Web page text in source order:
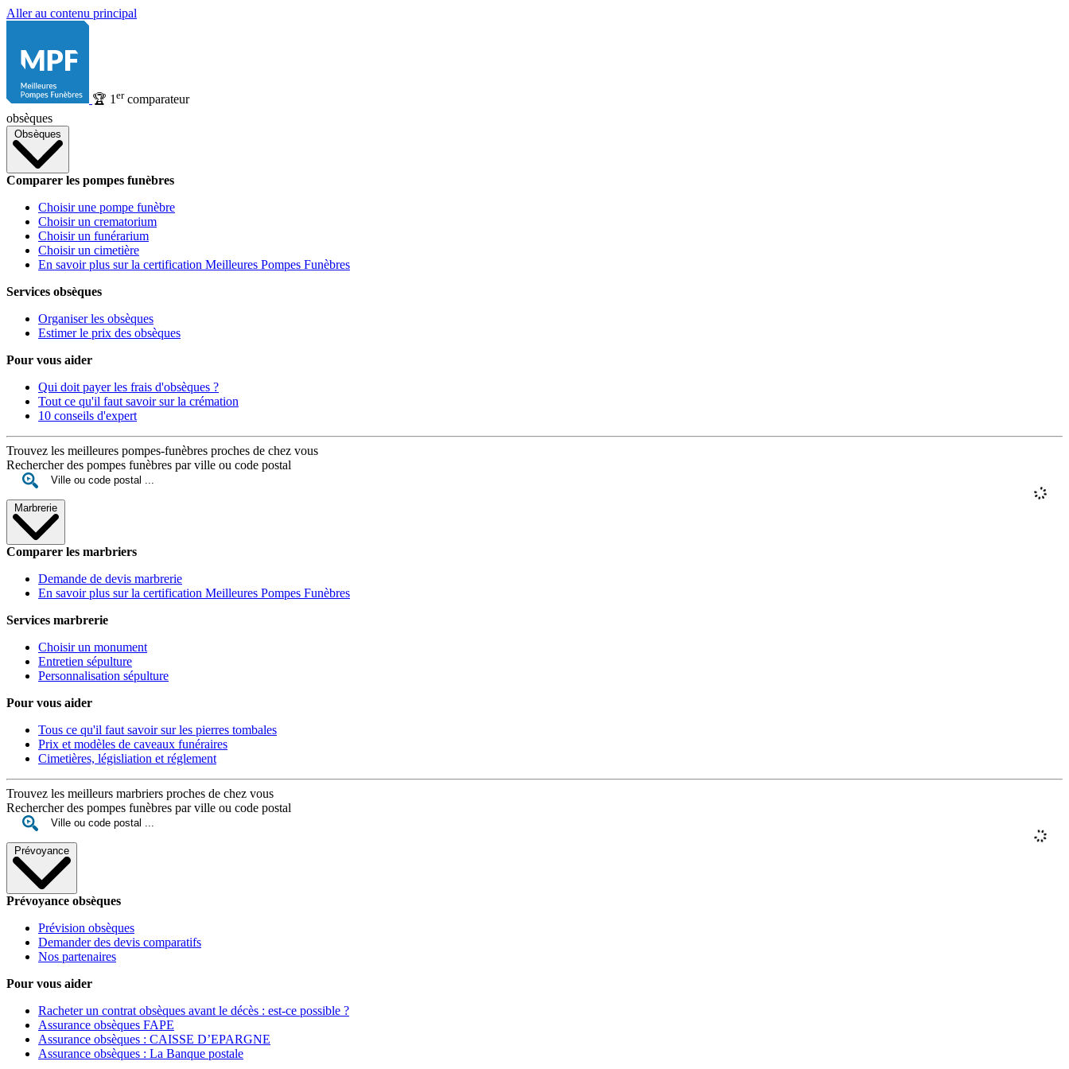
Aller au contenu principal
🏆 1 ercomparateur
obsèques
Obsèques
Comparer les pompes funèbres
Choisir une pompe funèbre
Choisir un crematorium
Choisir un funérarium
Choisir un cimetière
En savoir plus sur la certification Meilleures Pompes Funèbres
Services obsèques
Organiser les obsèques
Estimer le prix des obsèques
Pour vous aider
Qui doit payer les frais d'obsèques ?
Tout ce qu'il faut savoir sur la crémation
10 conseils d'expert
Trouvez les meilleures pompes-funèbres proches de chez vous
Rechercher des pompes funèbres par ville ou code postal
Marbrerie
Comparer les marbriers
Demande de devis marbrerie
En savoir plus sur la certification Meilleures Pompes Funèbres
Services marbrerie
Choisir un monument
Entretien sépulture
Personnalisation sépulture
Pour vous aider
Tous ce qu'il faut savoir sur les pierres tombales
Prix et modèles de caveaux funéraires
Cimetières, législiation et réglement
Trouvez les meilleurs marbriers proches de chez vous
Rechercher des pompes funèbres par ville ou code postal
Prévoyance
Prévoyance obsèques
Prévision obsèques
Demander des devis comparatifs
Nos partenaires
Pour vous aider
Racheter un contrat obsèques avant le décès : est-ce possible ?
Assurance obsèques FAPE
Assurance obsèques : CAISSE D’EPARGNE
Assurance obsèques : La Banque postale